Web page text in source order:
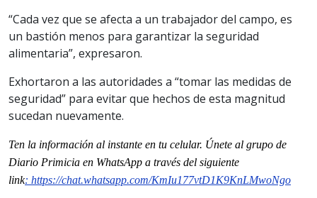
“Cada vez que se afecta a un trabajador del campo, es
un bastión menos para garantizar la seguridad
alimentaria”, expresaron.
Exhortaron a las autoridades a “tomar las medidas de
seguridad” para evitar que hechos de esta magnitud
sucedan nuevamente.
Ten la información al instante en tu celular. Únete al grupo de
Diario Primicia en WhatsApp a través del siguiente
link: https://chat.whatsapp.com/KmIu177vtD1K9KnLMwoNgo